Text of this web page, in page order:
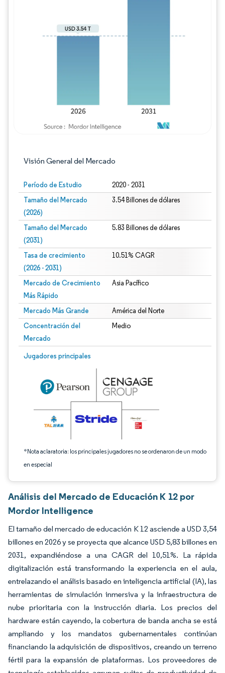
Visión General del Mercado
Período de Estudio 2020 - 2031
Tamaño del Mercado
(2026)
3.54 Billones de dólares
Tamaño del Mercado
(2031)
5.83 Billones de dólares
Tasa de crecimiento
(2026 - 2031)
10.51% CAGR
Mercado de Crecimiento
Más Rápido
Asia Pacífico
Mercado Más Grande América del Norte
Concentración del
Mercado
Medio
Jugadores principales
*Nota aclaratoria: los principales jugadores no se ordenaron de un modo
en especial
Imagen © Mordor Intelligence. El uso requiere atribución según CC BY 4.0.
Análisis del Mercado de Educación K 12 por
Mordor Intelligence
El tamaño del mercado de educación K 12 asciende a USD 3,54
billones en 2026 y se proyecta que alcance USD 5,83 billones en
2031, expandiéndose a una CAGR del 10,51%. La rápida
digitalización está transformando la experiencia en el aula,
entrelazando el análisis basado en inteligencia artificial (IA), las
herramientas de simulación inmersiva y la infraestructura de
nube prioritaria con la instrucción diaria. Los precios del
hardware están cayendo, la cobertura de banda ancha se está
ampliando y los mandatos gubernamentales continúan
financiando la adquisición de dispositivos, creando un terreno
fértil para la expansión de plataformas. Los proveedores de